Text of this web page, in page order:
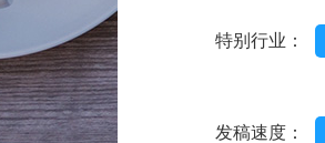
特别行业：
发稿速度：